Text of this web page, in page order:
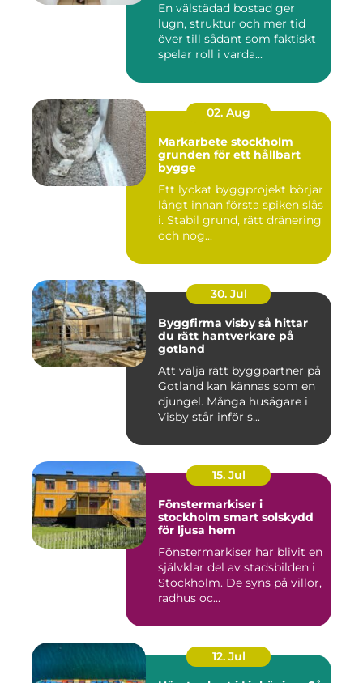
En välstädad bostad ger
lugn, struktur och mer tid
över till sådant som faktiskt
spelar roll i varda...
02. Aug
Markarbete stockholm
grunden för ett hållbart
bygge
Ett lyckat byggprojekt börjar
långt innan första spiken slås
i. Stabil grund, rätt dränering
och nog...
30. Jul
Byggfirma visby så hittar
du rätt hantverkare på
gotland
Att välja rätt byggpartner på
Gotland kan kännas som en
djungel. Många husägare i
Visby står inför s...
15. Jul
Fönstermarkiser i
stockholm smart solskydd
för ljusa hem
Fönstermarkiser har blivit en
självklar del av stadsbilden i
Stockholm. De syns på villor,
radhus oc...
12. Jul